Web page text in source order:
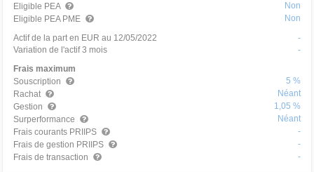
Eligible PEA
Non
Eligible PEA PME
Non
Actif de la part en EUR au 12/05/2022
-
Variation de l'actif 3 mois
-
Frais maximum
Souscription
5 %
Rachat
Néant
Gestion
1,05 %
Surperformance
Néant
Frais courants PRIIPS
-
Frais de gestion PRIIPS
-
Frais de transaction
-